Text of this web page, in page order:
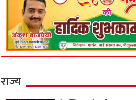
राज्य